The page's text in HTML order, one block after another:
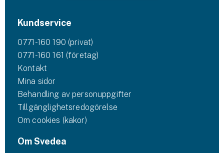
Hem & hus
Hemförsäkring
Villaförsäkring
Bostadsrättsförsäkring
Hyresrättsförsäkring
Fritidshusförsäkring
Kundservice
0771-160 190 (privat)
0771-160 161 (företag)
Kontakt
Mina sidor
Behandling av personuppgifter
Tillgänglighetsredogörelse
Om cookies (kakor)
Om Svedea